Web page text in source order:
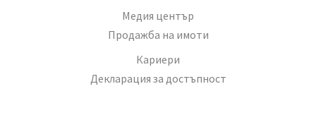
Медия център
Продажба на имоти
Кариери
Декларация за достъпност